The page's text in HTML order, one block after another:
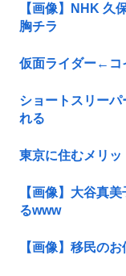
【画像】NHK 久
胸チラ
仮面ライダー←コ
ショートスリー
れる
東京に住むメリ
【画像】大谷真
るwww
【画像】移民の